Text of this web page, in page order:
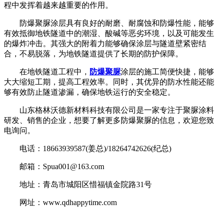
程中发挥着越来越重要的作用。
防爆聚脲涂层具有良好的耐磨、耐腐蚀和防爆性能，能够
有效抵御地铁隧道中的潮湿、酸碱等恶劣环境，以及可能发生
的爆炸冲击。其强大的附着力能够确保涂层与隧道壁紧密结
合，不易脱落，为地铁隧道提供了长期的防护保障。
在地铁隧道工程中， 防爆聚脲涂层的施工简便快捷，能够
大大缩短工期，提高工程效率。同时，其优异的防水性能还能
够有效防止隧道渗漏，确保地铁运行的安全稳定。
山东格林沃德新材料科技有限公司是一家专注于聚脲涂料
研发、销售的企业，想要了解更多防爆聚脲的信息，欢迎您致
电询问。
电话：18663939587(姜总)/18264742626(纪总)
邮箱：Spua001@163.com
地址：青岛市城阳区惜福镇金院路31号
网址：www.qdhappytime.com